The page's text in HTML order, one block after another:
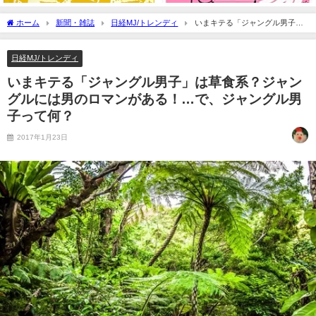
ホーム 新聞・雑誌 日経MJ/トレンディ
いまキテる「ジャングル男子」
は草食系？ジャングルには男のロマンがある！…で、ジャングル男子って何？
日経MJ/トレンディ
いまキテる「ジャングル男子」は草食系？ジャン
グルには男のロマンがある！…で、ジャングル男
子って何？
2017年1月23日